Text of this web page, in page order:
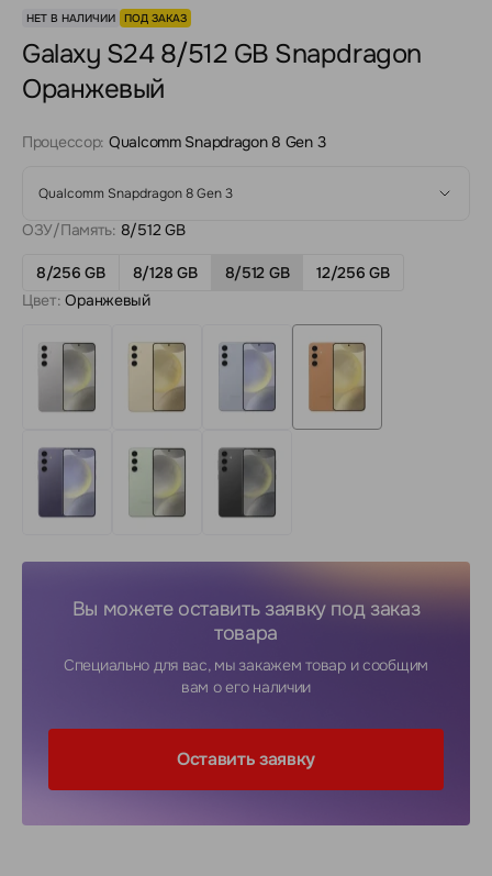
НЕТ В НАЛИЧИИ ПОД ЗАКАЗ
Galaxy S24 8/512 GB Snapdragon
Оранжевый
Процессор: Qualcomm Snapdragon 8 Gen 3
Qualcomm Snapdragon 8 Gen 3
ОЗУ/Память: 8/512 GB
8/256 GB 8/128 GB 8/512 GB
12/256 GB
Цвет: Оранжевый
Вы можете оставить заявку под заказ
товара
Специально для вас, мы закажем товар и сообщим
вам о его наличии
Оставить заявку